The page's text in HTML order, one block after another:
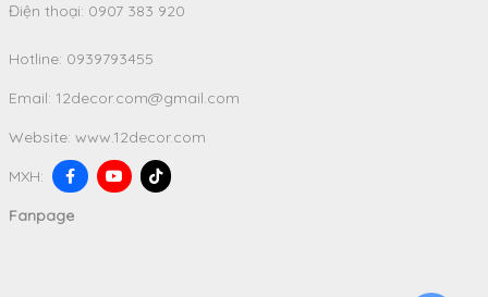
Điện thoại: 0907 383 920
Hotline: 0939793455
Email: 12decor.com@gmail.com
Website: www.12decor.com
MXH:
Fanpage